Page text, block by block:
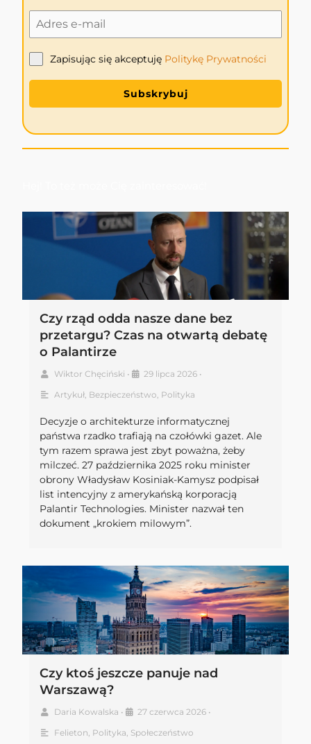
Zapisując się akceptuję Politykę Prywatności
Subskrybuj
Czy rząd odda nasze dane bez
przetargu? Czas na otwartą debatę
o Palantirze
Wiktor Chęciński • 29 lipca 2026 •
Artykuł, Bezpieczeństwo, Polityka
Decyzje o architekturze informatycznej
państwa rzadko trafiają na czołówki gazet. Ale
tym razem sprawa jest zbyt poważna, żeby
milczeć. 27 października 2025 roku minister
obrony Władysław Kosiniak-Kamysz podpisał
list intencyjny z amerykańską korporacją
Palantir Technologies. Minister nazwał ten
dokument „krokiem milowym”.
Czy ktoś jeszcze panuje nad
Warszawą?
Daria Kowalska • 27 czerwca 2026 •
Felieton Polityka Społeczeństwo